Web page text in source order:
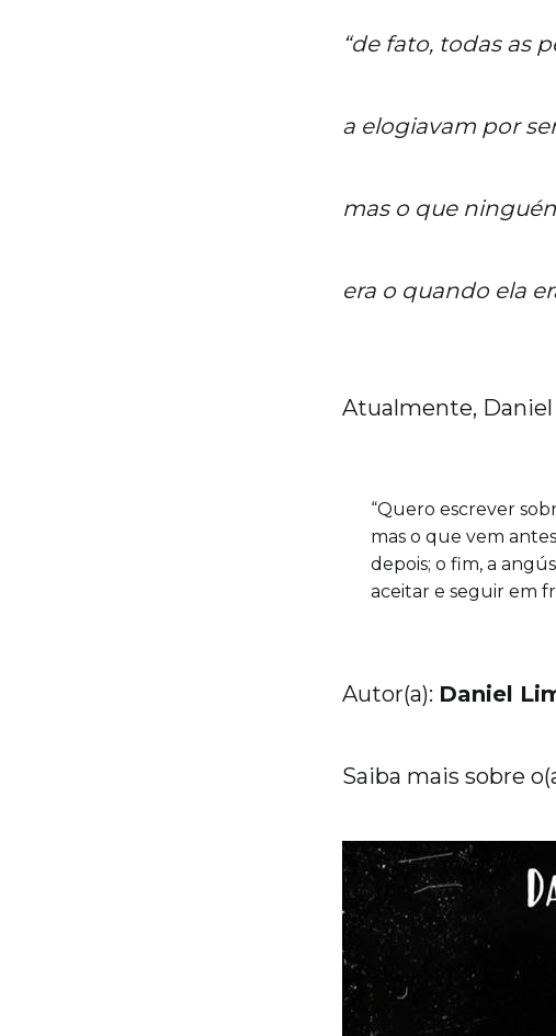
“de fato, todas as
a elogiavam por
mas o que
era o quando ela
Atualmente, Daniel
“Quero escrever
mas o que vem
depois; o fim, a
aceitar e seguir em
Autor(a): Daniel
Saiba mais sobre